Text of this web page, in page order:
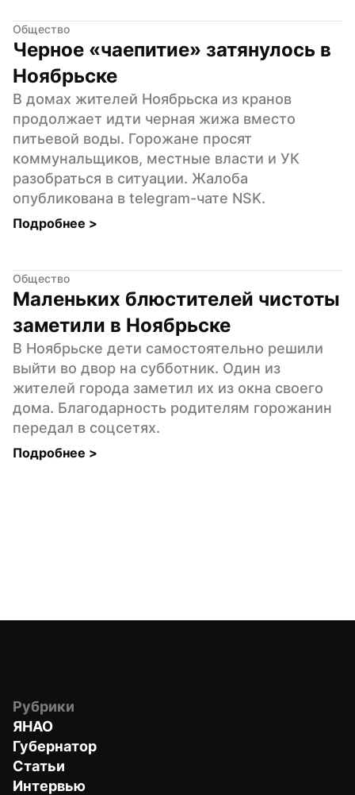
Общество
Черное «чаепитие» затянулось в
Ноябрьске
В домах жителей Ноябрьска из кранов
продолжает идти черная жижа вместо
питьевой воды. Горожане просят
коммунальщиков, местные власти и УК
разобраться в ситуации. Жалоба
опубликована в telegram-чате NSK.
Подробнее >
Общество
Маленьких блюстителей чистоты
заметили в Ноябрьске
В Ноябрьске дети самостоятельно решили
выйти во двор на субботник. Один из
жителей города заметил их из окна своего
дома. Благодарность родителям горожанин
передал в соцсетях.
Подробнее >
Рубрики
ЯНАО
Губернатор
Статьи
Интервью